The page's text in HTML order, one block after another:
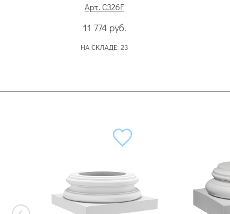
Арт. C326F
11 774 руб.
НА СКЛАДЕ: 23